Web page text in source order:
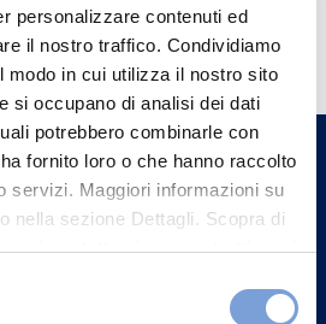
personalizzare contenuti ed
il nostro traffico. Condividiamo
modo in cui utilizza il nostro sito
si occupano di analisi dei dati
potrebbero combinarle con
fornito loro o che hanno raccolto
servizi. Maggiori informazioni su
nella sezione Dettagli. Scopra di
può contattarci e come trattiamo i
sito nella sezione "Informativa
di
vicina a te e parla con